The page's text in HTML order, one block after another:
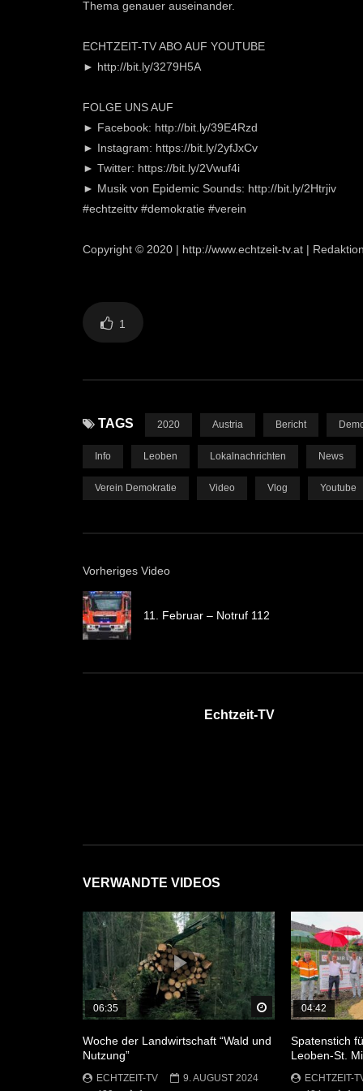
Thema genauer auseinander.
ECHTZEIT-TV ABO AUF YOUTUBE
► http://bit.ly/3279H5A
FOLGE UNS AUF
► Facebook: http://bit.ly/39E4Rzd
► Instagram: https://bit.ly/2yfJxCv
► Twitter: https://bit.ly/2Vwuf4i
► Musik von Epidemic Sounds: http://bit.ly/2Htrjiv
#echtzeittv #demokratie #verein
Copyright © 2020 | http://www.echtzeit-tv.at |
1
TAGS 2020 Austria Bericht
Info Leoben Lokalnachrichten News
Verein Demokratie Video Vlog Youtube
Vorheriges Video
11. Februar – Notruf 112
Echtzeit-TV
VERWANDTE VIDEOS
Später Ansehen
06:35
Woche der Landwirtschaft “Wald und
Nutzung”
ECHTZEIT-TV
9. AUGUST 2024
04:42
Spatenstich
Leoben-St.
ECHTZEIT-